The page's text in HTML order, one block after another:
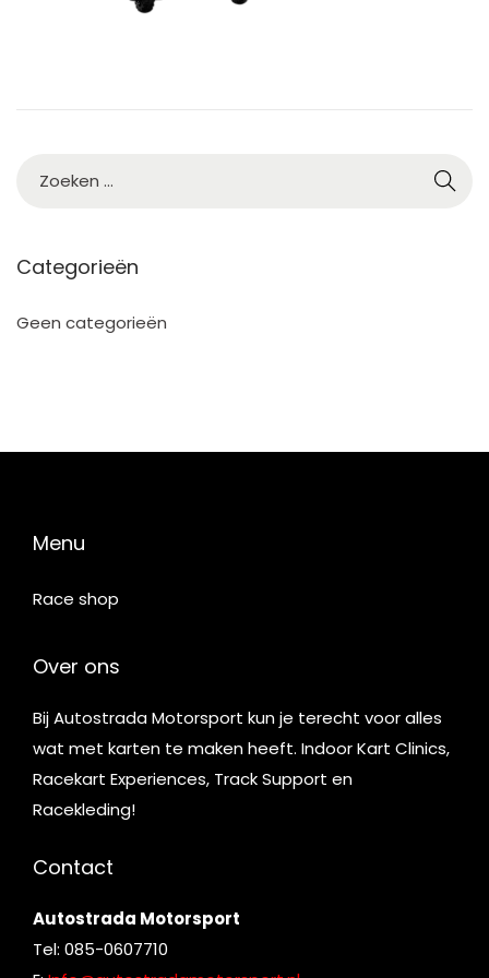
Categorieën
Geen categorieën
Menu
Race shop
Over ons
Bij Autostrada Motorsport kun je terecht voor alles
wat met karten te maken heeft. Indoor Kart Clinics,
Racekart Experiences, Track Support en
Racekleding!
Contact
Autostrada Motorsport
Tel: 085-0607710